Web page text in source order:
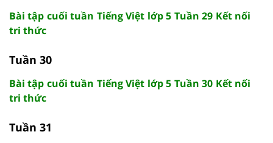
Bài tập cuối tuần Tiếng Việt lớp 5 Tuần 29 Kết nối
tri thức
Tuần 30
Bài tập cuối tuần Tiếng Việt lớp 5 Tuần 30 Kết nối
tri thức
Tuần 31